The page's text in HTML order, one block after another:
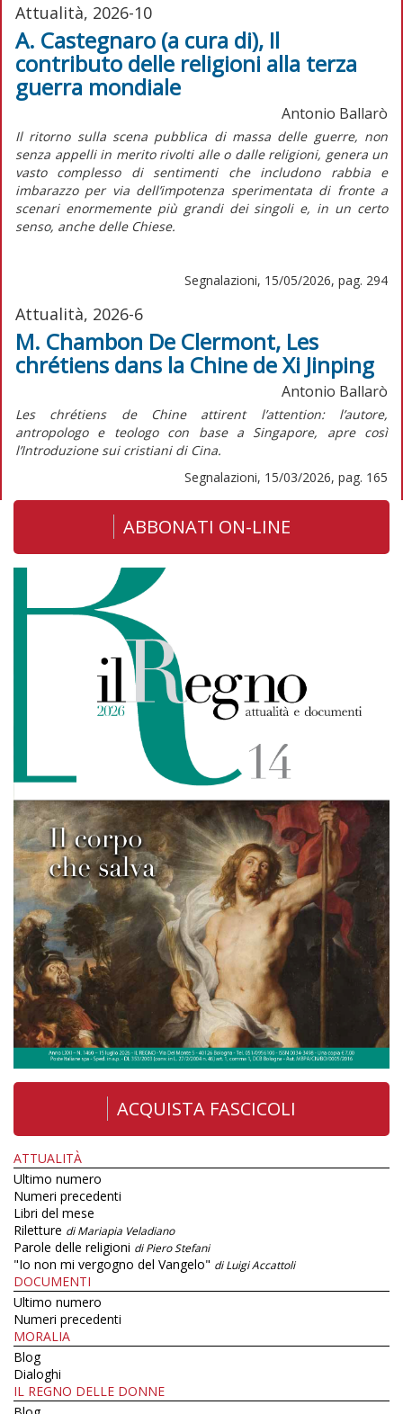
Attualità, 2026-10
A. Castegnaro (a cura di), Il
contributo delle religioni alla terza
guerra mondiale
Antonio Ballarò
Il ritorno sulla scena pubblica di massa delle guerre, non
senza appelli in merito rivolti alle o dalle religioni, genera un
vasto complesso di sentimenti che includono rabbia e
imbarazzo per via dell’impotenza sperimentata di fronte a
scenari enormemente più grandi dei singoli e, in un certo
senso, anche delle Chiese.
Segnalazioni, 15/05/2026, pag. 294
Attualità, 2026-6
M. Chambon De Clermont, Les
chrétiens dans la Chine de Xi Jinping
Antonio Ballarò
Les chrétiens de Chine attirent l’attention:l’autore,
antropologo e teologo con base a Singapore, apre così
l’Introduzione sui cristiani di Cina.
Segnalazioni, 15/03/2026, pag. 165
ABBONATI ON-LINE
ACQUISTA FASCICOLI
ATTUALITÀ
Ultimo numero
Numeri precedenti
Libri del mese
Riletture di Mariapia Veladiano
Parole delle religioni di Piero Stefani
"Io non mi vergogno del Vangelo" di Luigi Accattoli
DOCUMENTI
Ultimo numero
Numeri precedenti
MORALIA
Blog
Dialoghi
IL REGNO DELLE DONNE